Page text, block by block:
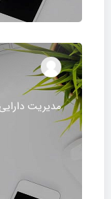
مدیریت